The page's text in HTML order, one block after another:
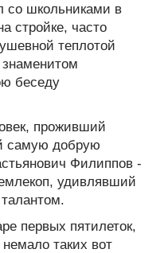
со школьниками в
стройке, часто
теплотой
беседу
проживший
самую добрую
Филиппов -
удивлявший
первых пятилеток,
таких вот